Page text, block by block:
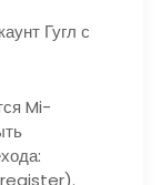
Гугл с
Mi-